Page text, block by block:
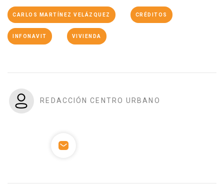
CARLOS MARTÍNEZ VELÁZQUEZ CRÉDITOS
INFONAVIT VIVIENDA
REDACCIÓN CENTRO URBANO